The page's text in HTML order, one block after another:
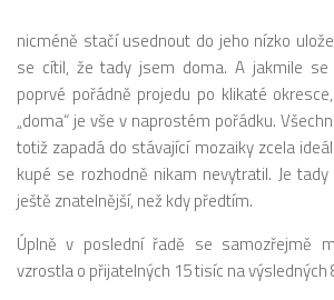
nicméně stačí usednout do jeho nízko
se cítil, že tady jsem doma. A jakmile se
poprvé pořádně projedu po klikaté
„doma“ je vše v naprostém pořádku.
totiž zapadá do stávající mozaiky zcela
kupé se rozhodně nikam nevytratil. Je
ještě znatelnější, než kdy předtím.
Úplně v poslední řadě se samozřejmě
vzrostla o přijatelných 15 tisíc na výsledných